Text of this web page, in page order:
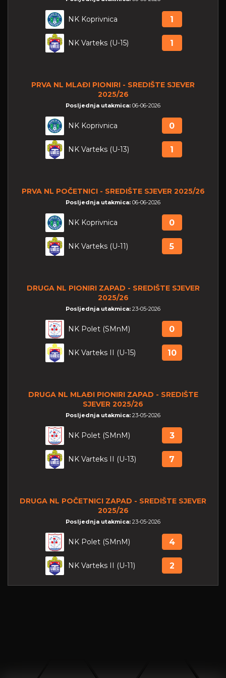
NK Koprivnica 1
NK Varteks (U-15) 1
PRVA NL MLAĐI PIONIRI - SREDIŠTE SJEVER
2025/26
Posljednja utakmica: 06-06-2026
NK Koprivnica 0
NK Varteks (U-13) 1
PRVA NL POČETNICI - SREDIŠTE SJEVER 2025/26
Posljednja utakmica: 06-06-2026
NK Koprivnica 0
NK Varteks (U-11) 5
DRUGA NL PIONIRI ZAPAD - SREDIŠTE SJEVER
2025/26
Posljednja utakmica: 23-05-2026
NK Polet (SMnM) 0
NK Varteks II (U-15) 10
DRUGA NL MLAĐI PIONIRI ZAPAD - SREDIŠTE
SJEVER 2025/26
Posljednja utakmica: 23-05-2026
NK Polet (SMnM) 3
NK Varteks II (U-13) 7
DRUGA NL POČETNICI ZAPAD - SREDIŠTE SJEVER
2025/26
Posljednja utakmica: 23-05-2026
NK Polet (SMnM) 4
NK Varteks II (U-11) 2